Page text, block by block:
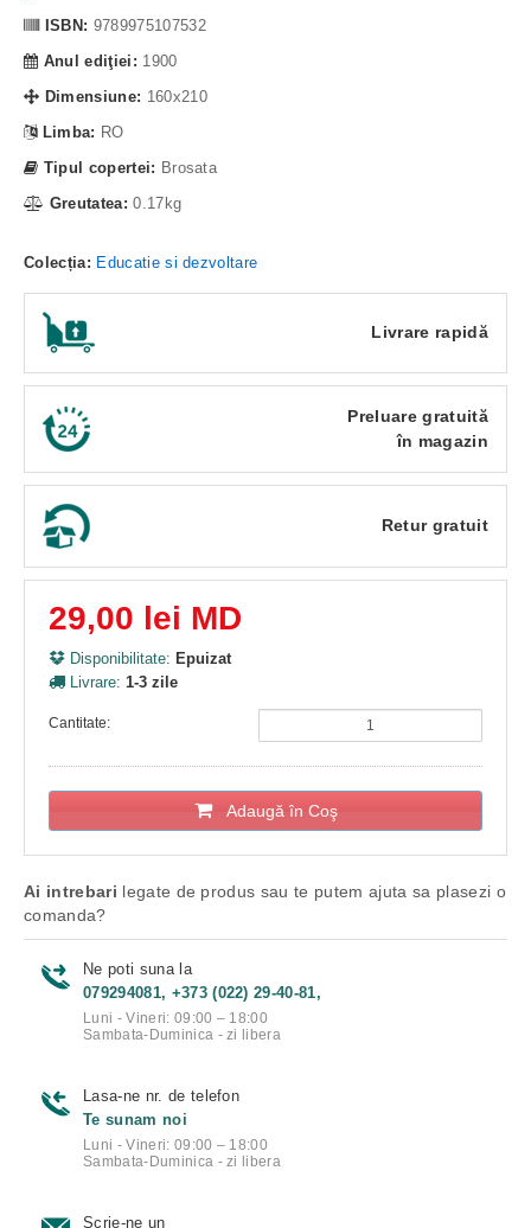
ISBN: 9789975107532
Anul ediţiei: 1900
Dimensiune: 160x210
Limba: RO
Tipul copertei: Brosata
Greutatea: 0.17kg
Colecția: Educatie si dezvoltare
Livrare rapidă
Preluare gratuită
în magazin
Retur gratuit
29,00 lei MD
Disponibilitate: Epuizat
Livrare: 1-3 zile
Cantitate:
Adaugă în Coş
Ai intrebari legate de produs sau te putem ajuta sa plasezi o
comanda?
Ne poti suna la
079294081, +373 (022) 29-40-81,
Luni - Vineri: 09:00 – 18:00
Sambata-Duminica - zi libera
Lasa-ne nr. de telefon
Te sunam noi
Luni - Vineri: 09:00 – 18:00
Sambata-Duminica - zi libera
Scrie-ne un